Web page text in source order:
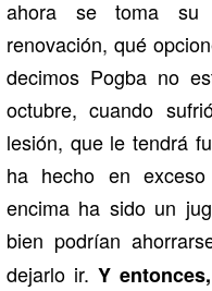
ahora se toma su
renovación, qué
decimos Pogba no
octubre, cuando
lesión, que le tendrá
ha hecho en
encima ha sido un
bien podrían
dejarlo ir. Y